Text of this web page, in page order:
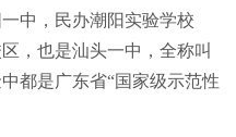
中，民办潮阳实验学校
，也是汕头一中，全称叫
都是广东省“国家级示范性